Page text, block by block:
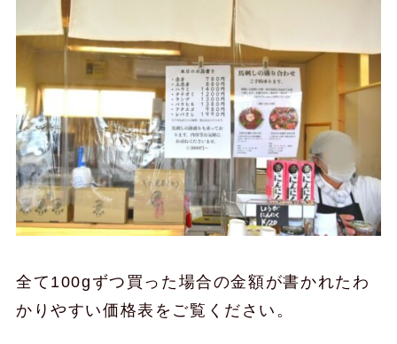
全て100gずつ買った場合の金額が書かれたわ
かりやすい価格表をご覧ください。